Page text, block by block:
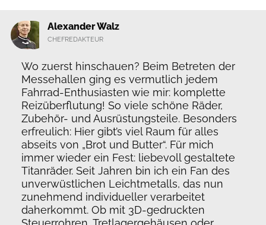
Alexander Walz
CHEFREDAKTEUR
Wo zuerst hinschauen? Beim Betreten der
Messehallen ging es vermutlich jedem
Fahrrad-Enthusiasten wie mir: komplette
Reizüberflutung! So viele schöne Räder,
Zubehör- und Ausrüstungsteile. Besonders
erfreulich: Hier gibt’s viel Raum für alles
abseits von „Brot und Butter“. Für mich
immer wieder ein Fest: liebevoll gestaltete
Titanräder. Seit Jahren bin ich ein Fan des
unverwüstlichen Leichtmetalls, das nun
zunehmend individueller verarbeitet
daherkommt. Ob mit 3D-gedruckten